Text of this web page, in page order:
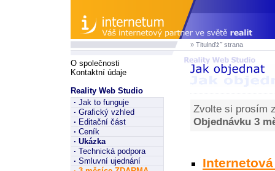
» Titulnďż˝ strana
O společnosti
Kontaktní údaje
Reality Web Studio
· Jak to funguje
· Grafický vzhled
· Editační část
· Ceník
· Ukázka
· Technická podpora
· Smluvní ujednání
Zvolte si prosím
Objednávku 3